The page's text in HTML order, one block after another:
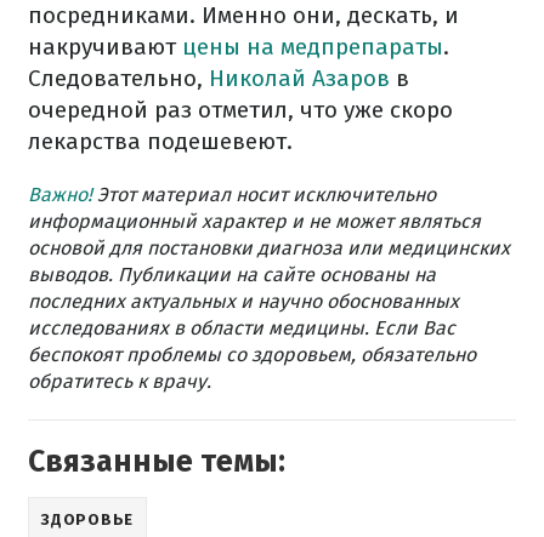
посредниками. Именно они, дескать, и
накручивают цены на медпрепараты.
Следовательно, Николай Азаров в
очередной раз отметил, что уже скоро
лекарства подешевеют.
Важно!Этот материал носит исключительно
информационный характер и не может являться
основой для постановки диагноза или медицинских
выводов. Публикации на сайте основаны на
последних актуальных и научно обоснованных
исследованиях в области медицины. Если Вас
беспокоят проблемы со здоровьем, обязательно
обратитесь к врачу.
Связанные темы:
ЗДОРОВЬЕ